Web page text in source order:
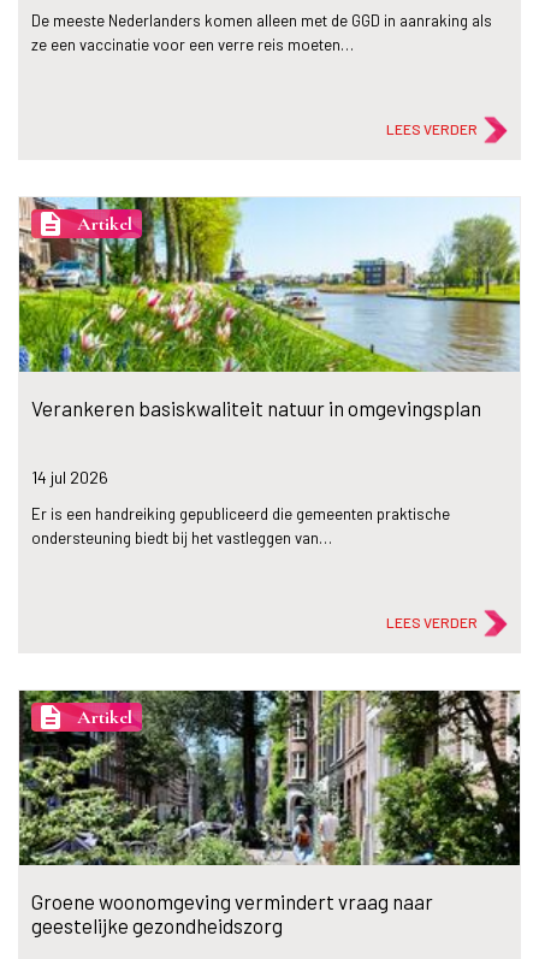
De meeste Nederlanders komen alleen met de GGD in aanraking als
ze een vaccinatie voor een verre reis moeten…
LEES VERDER
description Artikel
Verankeren basiskwaliteit natuur in omgevingsplan
14 jul 2026
Er is een handreiking gepubliceerd die gemeenten praktische
ondersteuning biedt bij het vastleggen van…
LEES VERDER
description Artikel
Groene woonomgeving vermindert vraag naar
geestelijke gezondheidszorg